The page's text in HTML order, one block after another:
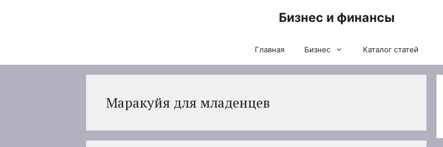
Бизнес и финансы
Главная Бизнес Каталог статей
Маракуйя для младенцев